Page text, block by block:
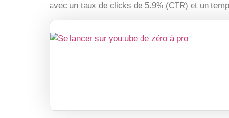
avec un taux de clicks de 5.9% (CTR) et un